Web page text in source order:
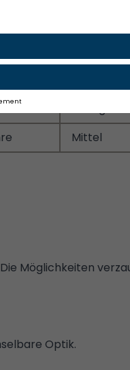
Mittel
Möglichkeiten
Optik.